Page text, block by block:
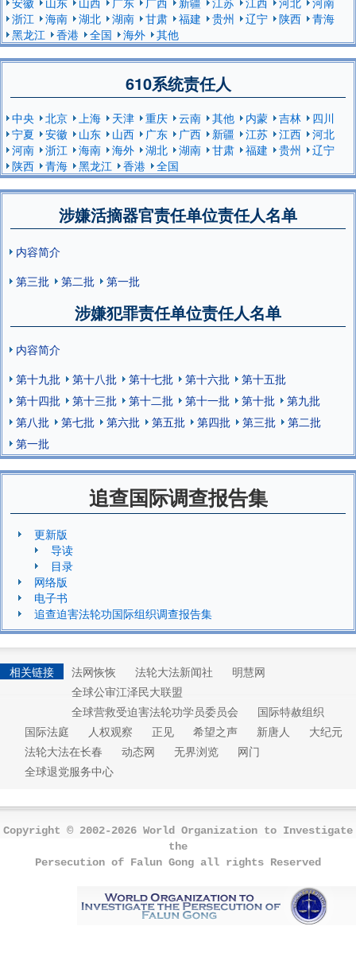
浙江
海南 湖北 湖南 甘肃 福建 贵州 辽宁 陕西
青海
黑龙江
香港 全国 海外 其他
610系统责任人
中央 北京 上海 天津 重庆 云南 其他 内蒙 吉林
四川
宁夏
安徽 山东 山西 广东 广西 新疆 江苏 江西
河北
河南
浙江 海南 海外 湖北 湖南 甘肃 福建 贵州
辽宁
陕西
青海 黑龙江 香港 全国
涉嫌活摘器官责任单位责任人名单
内容简介
第三批
第二批 第一批
涉嫌犯罪责任单位责任人名单
内容简介
第十九批
第十八批 第十七批 第十六批
第十五批
第十四批
第十三批 第十二批 第十一批 第十批
第九批
第八批
第七批 第六批 第五批 第四批 第三批
第二批
第一批
追查国际调查报告集
更新版
导读
目录
网络版
电子书
追查迫害法轮功国际组织调查报告集
相关链接 法网恢恢 法轮大法新闻社
明慧网
全球公审江泽民大联盟
全球营救受迫害法轮功学员委员会
国际特赦组织
国际法庭
人权观察 正见 希望之声 新唐人
大纪元
法轮大法在长春
动态网 无界浏览
网门
全球退党服务中心
Copyright © 2002-2026 World Organization to Investigate
the
Persecution of Falun Gong all rights Reserved